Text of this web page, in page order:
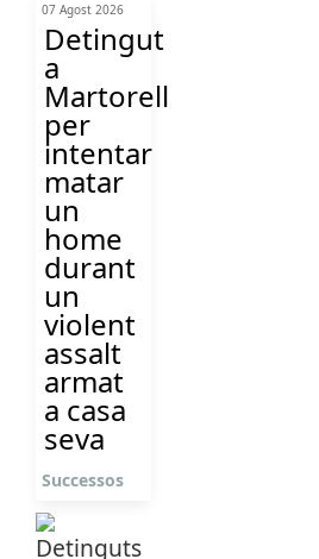
07 Agost 2026
Detingut
a
Martorell
per
intentar
matar
un
home
durant
un
violent
assalt
armat
a casa
seva
Successos